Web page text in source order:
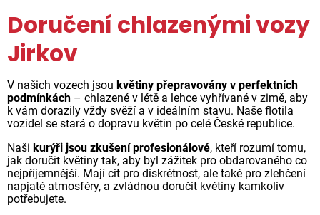
Doručení chlazenými vozy
Jirkov
V našich vozech jsou květiny přepravovány v perfektních
podmínkách – chlazené v létě a lehce vyhřívané v zimě, aby
k vám dorazily vždy svěží a v ideálním stavu. Naše flotila
vozidel se stará o dopravu květin po celé České republice.
Naši kurýři jsou zkušení profesionálové, kteří rozumí tomu,
jak doručit květiny tak, aby byl zážitek pro obdarovaného co
nejpříjemnější. Mají cit pro diskrétnost, ale také pro zlehčení
napjaté atmosféry, a zvládnou doručit květiny kamkoliv
potřebujete.